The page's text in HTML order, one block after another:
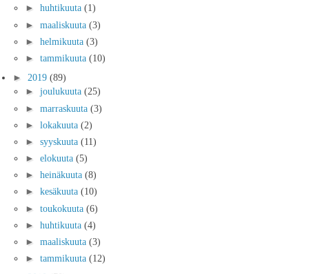
► huhtikuuta (1)
► maaliskuuta (3)
► helmikuuta (3)
► tammikuuta (10)
► 2019 (89)
► joulukuuta (25)
► marraskuuta (3)
► lokakuuta (2)
► syyskuuta (11)
► elokuuta (5)
► heinäkuuta (8)
► kesäkuuta (10)
► toukokuuta (6)
► huhtikuuta (4)
► maaliskuuta (3)
► tammikuuta (12)